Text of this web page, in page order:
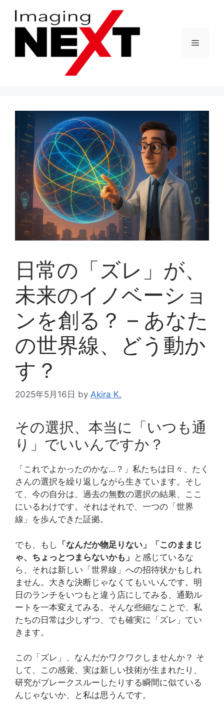
メ
ー
日常の「ズレ」が、
未来のイノベーショ
ンを創る？ – あなた
の世界線、どう動か
す？
2025年5月16日 by Akira K.
その選択、本当に「いつも通
り」でいいんですか？
「これでよかったのかな…？」私たちは日々、たく
さんの選択を繰り返しながら生きています。そし
て、今の自分は、過去の無数の選択の結果、ここ
にいるわけです。それはそれで、一つの「世界
線」を歩んできた証拠。
でも、もし 「なんだか物足りない」「このままじ
ゃ、ちょっとつまらないかも」 と感じているな
ら、それは新しい「世界線」への招待状かもしれ
ません。大きな決断じゃなくてもいいんです。明
日のランチをいつもと違う店にしてみる、通勤ル
ートを一本変えてみる。そんな些細なことで、私
たちの日常は少しずつ、でも確実に「ズレ」てい
きます。
この「ズレ」、なんだかワクワクしませんか？ そ
して、この感覚、実は新しい技術が生まれたり、
研究がブレークスルーしたりする瞬間に似ている
んじゃないか、と私は思うんです。